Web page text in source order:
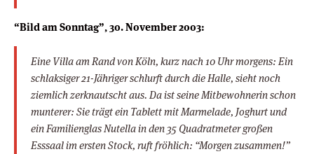
“Bild am Sonntag”, 30. November 2003:
Eine Villa am Rand von Köln, kurz nach 10 Uhr morgens: Ein
schlaksiger 21-Jähriger schlurft durch die Halle, sieht noch
ziemlich zerknautscht aus. Da ist seine Mitbewohnerin schon
munterer: Sie trägt ein Tablett mit Marmelade, Joghurt und
ein Familienglas Nutella in den 35 Quadratmeter großen
Esssaal im ersten Stock, ruft fröhlich: “Morgen zusammen!”